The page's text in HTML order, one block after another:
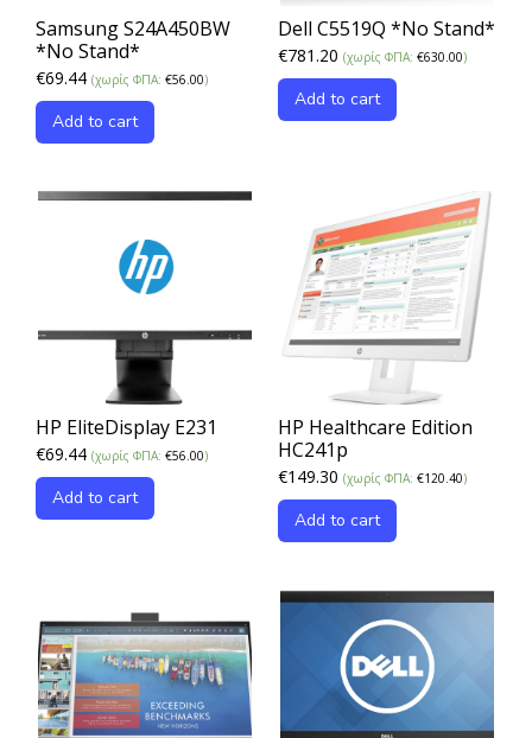
Samsung S24A450BW
*No Stand*
€69.44 (χωρίς ΦΠΑ: €56.00)
Add to cart
Dell C5519Q *No Stand*
€781.20 (χωρίς ΦΠΑ: €630.00)
Add to cart
HP EliteDisplay E231
€69.44 (χωρίς ΦΠΑ: €56.00)
Add to cart
HP Healthcare Edition
HC241p
€149.30 (χωρίς ΦΠΑ: €120.40)
Add to cart